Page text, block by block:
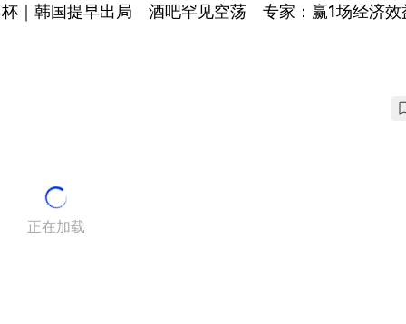
｜韩国提早出局 酒吧罕见空荡 专家：赢1场经济效
正在加载